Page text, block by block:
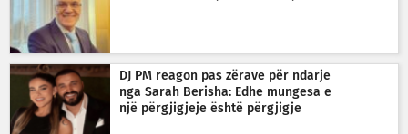
DJ PM reagon pas zërave për ndarje
nga Sarah Berisha: Edhe mungesa e
një përgjigjeje është përgjigje